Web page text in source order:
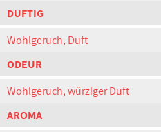
DUFTIG
Wohlgeruch, Duft
ODEUR
Wohlgeruch, würziger Duft
AROMA